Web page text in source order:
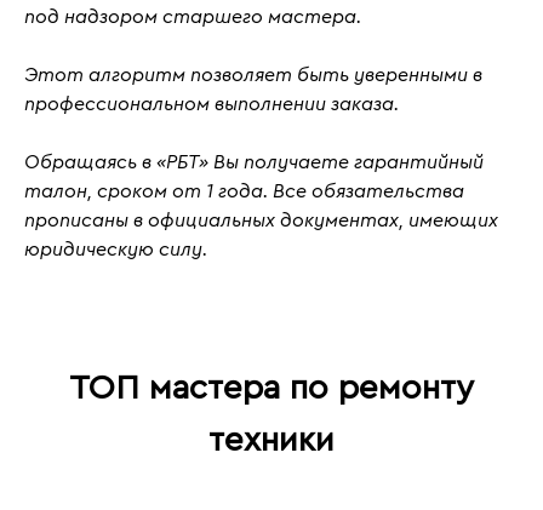
под надзором старшего мастера.
Этот алгоритм позволяет быть уверенными в
профессиональном выполнении заказа.
Обращаясь в «РБТ» Вы получаете гарантийный
талон, сроком от 1 года. Все обязательства
прописаны в официальных документах, имеющих
юридическую силу.
ТОП мастера по ремонту
техники